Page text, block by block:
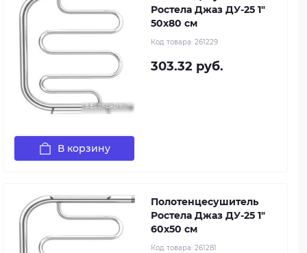
Ростела Джаз ДУ-25 1"
50x80 см
Код товара: 261229
303.32 руб.
В корзину
Полотенцесушитель
Ростела Джаз ДУ-25 1"
60x50 см
Код товара: 261281